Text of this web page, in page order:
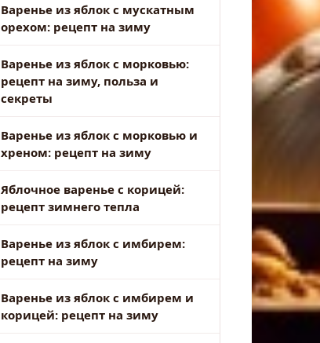
Варенье из яблок с мускатным
орехом: рецепт на зиму
Варенье из яблок с морковью:
рецепт на зиму, польза и
секреты
Варенье из яблок с морковью и
хреном: рецепт на зиму
Яблочное варенье с корицей:
рецепт зимнего тепла
Варенье из яблок с имбирем:
рецепт на зиму
Варенье из яблок с имбирем и
корицей: рецепт на зиму